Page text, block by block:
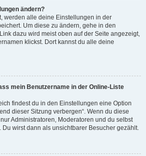
ändern?
werden alle deine Einstellungen in der
Um diese zu ändern, gehe in den
dazu wird meist oben auf der Seite angezeigt,
klickst. Dort kannst du alle deine
mein Benutzername in der Online-Liste
findest du in den Einstellungen eine Option
dieser Sitzung verbergen“. Wenn du diese
Administratoren, Moderatoren und du selbst
wirst dann als unsichtbarer Besucher gezählt.